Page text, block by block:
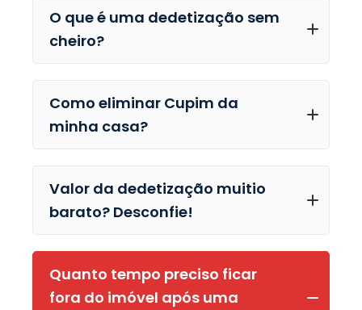
O que é uma dedetização sem
cheiro?
Como eliminar Cupim da
minha casa?
Valor da dedetização muitio
barato? Desconfie!
Quanto tempo preciso ficar
fora do imóvel após uma